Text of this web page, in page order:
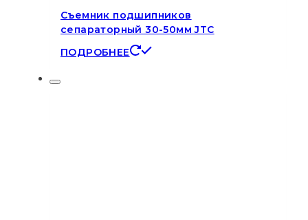
Съемник подшипников
сепараторный 30-50мм JTC
ПОДРОБНЕЕ